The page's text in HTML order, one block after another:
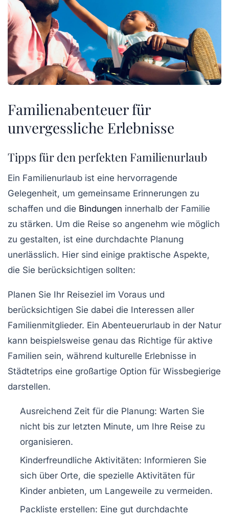
Familienabenteuer für
unvergessliche Erlebnisse
Tipps für den perfekten Familienurlaub
Ein Familienurlaub ist eine hervorragende
Gelegenheit, um gemeinsame Erinnerungen zu
schaffen und die Bindungen innerhalb der Familie
zu stärken. Um die Reise so angenehm wie möglich
zu gestalten, ist eine durchdachte Planung
unerlässlich. Hier sind einige praktische Aspekte,
die Sie berücksichtigen sollten:
Planen Sie Ihr Reiseziel im Voraus und
berücksichtigen Sie dabei die Interessen aller
Familienmitglieder. Ein Abenteuerurlaub in der Natur
kann beispielsweise genau das Richtige für aktive
Familien sein, während kulturelle Erlebnisse in
Städtetrips eine großartige Option für Wissbegierige
darstellen.
Ausreichend Zeit für die Planung: Warten Sie
nicht bis zur letzten Minute, um Ihre Reise zu
organisieren.
Kinderfreundliche Aktivitäten: Informieren Sie
sich über Orte, die spezielle Aktivitäten für
Kinder anbieten, um Langeweile zu vermeiden.
Packliste erstellen: Eine gut durchdachte